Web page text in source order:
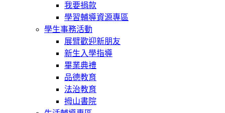
我要捐款
學習輔導資源專區
學生事務活動
展臂歡迎新朋友
新生入學指導
畢業典禮
品德教育
法治教育
拇山書院